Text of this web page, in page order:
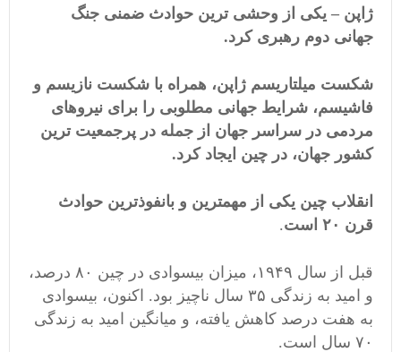
ژاپن – یکی از وحشی ترین حوادث ضمنی جنگ
جهانی دوم رهبری کرد.
شکست میلتاریسم ژاپن، همراه با شکست نازیسم و
فاشیسم، شرایط جهانی مطلوبی را برای نیروهای
مردمی در سراسر جهان از جمله در پرجمعیت ترین
کشور جهان، در چین ایجاد کرد.
انقلاب چین یکی از مهمترین و بانفوذترین حوادث
قرن ۲۰ است
.
قبل از سال ۱۹۴۹، میزان بیسوادی در چین ۸۰ درصد،
و امید به زندگی ۳۵ سال ناچیز بود. اکنون، بیسوادی
به هفت درصد کاهش یافته، و میانگین امید به زندگی
۷۰ سال است.